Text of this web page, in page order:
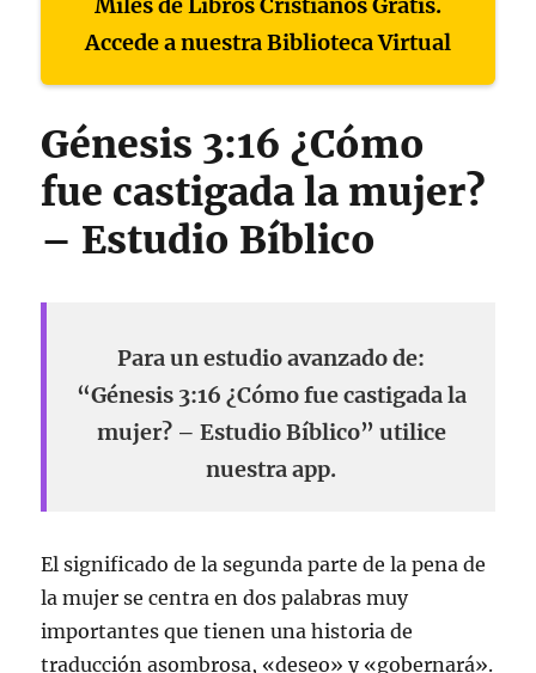
Accede a nuestra Biblioteca Virtual
Génesis 3:16 ¿Cómo
fue castigada la mujer?
– Estudio Bíblico
Para un estudio avanzado de:
“Génesis 3:16 ¿Cómo fue castigada la
mujer? – Estudio Bíblico” utilice
nuestra app.
El significado de la segunda parte de la pena de
la mujer se centra en dos palabras muy
importantes que tienen una historia de
traducción asombrosa, «deseo» y «gobernará».